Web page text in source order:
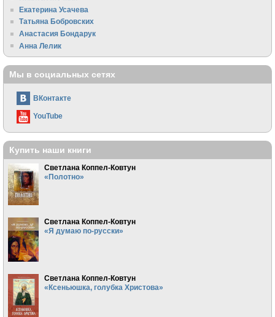
Екатерина Усачева
Татьяна Бобровских
Анастасия Бондарук
Анна Лелик
Мы в социальных сетях
ВКонтакте
YouTube
Купить наши книги
Светлана Коппел-Ковтун
«Полотно»
Светлана Коппел-Ковтун
«Я думаю по-русски»
Светлана Коппел-Ковтун
«Ксеньюшка, голубка Христова»